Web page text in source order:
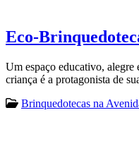
Eco-
Um espaço educativo, alegre
criança é a protagonista de
Brinquedotecas na